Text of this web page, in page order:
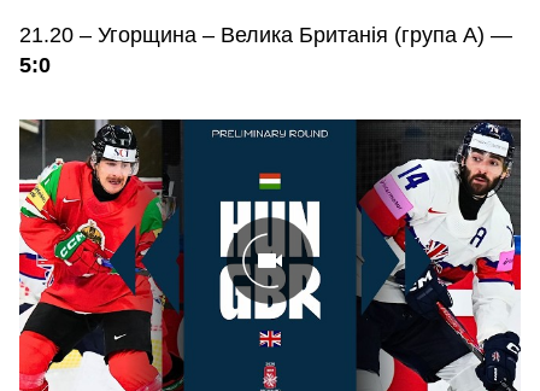
21.20 – Угорщина – Велика Британія (група А) —
5:0